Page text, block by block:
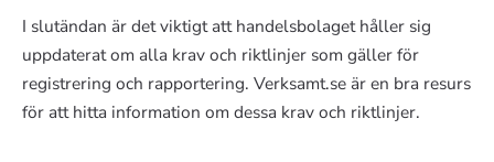
I slutändan är det viktigt att handelsbolaget håller sig
uppdaterat om alla krav och riktlinjer som gäller för
registrering och rapportering. Verksamt.se är en bra resurs
för att hitta information om dessa krav och riktlinjer.